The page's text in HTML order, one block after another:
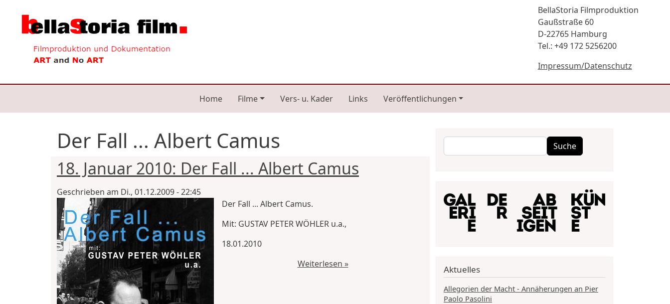
BellaStoria Filmproduktion
Gaußstraße 60
D-22765 Hamburg
Tel.: +49 172 5256200
Impressum/Datenschutz
Main navigation
Home Filme Vers- u. Kader Links Veröffentlichungen
Der Fall ... Albert Camus
18. Januar 2010: Der Fall ... Albert Camus
Geschrieben am Di., 01.12.2009 - 22:45
Der Fall ... Albert Camus.
Mit: GUSTAV PETER WÖHLER u.a.,
18.01.2010
Weiterlesen »
Suche Suche
Aktuelles
Allegorien der Macht - Annäherungen an Pier
Paolo Pasolini